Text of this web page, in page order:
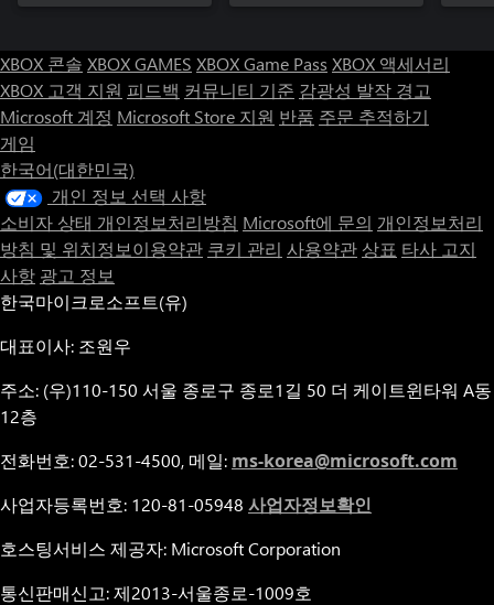
XBOX 콘솔 XBOX GAMES XBOX Game Pass XBOX 액세서리
XBOX 고객 지원 피드백 커뮤니티 기준 감광성 발작 경고
Microsoft 계정 Microsoft Store 지원 반품 주문 추적하기
게임
한국어(대한민국)
개인 정보 선택 사항
소비자 상태 개인정보처리방침 Microsoft에 문의 개인정보처리
방침 및 위치정보이용약관 쿠키 관리 사용약관 상표 타사 고지
사항 광고 정보
한국마이크로소프트(유)
대표이사: 조원우
주소: (우)110-150 서울 종로구 종로1길 50 더 케이트윈타워 A동
12층
전화번호: 02-531-4500, 메일: ms-korea@microsoft.com
사업자등록번호: 120-81-05948 사업자정보확인
호스팅서비스 제공자: Microsoft Corporation
통신판매신고: 제2013-서울종로-1009호